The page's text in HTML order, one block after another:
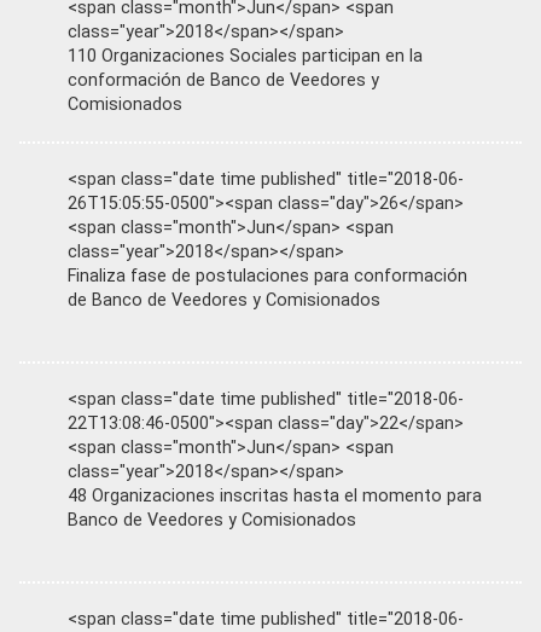
<span class="month">Jun</span> <span
class="year">2018</span></span>
110 Organizaciones Sociales participan en la
conformación de Banco de Veedores y
Comisionados
<span class="date time published" title="2018-06-
26T15:05:55-0500"><span class="day">26</span>
<span class="month">Jun</span> <span
class="year">2018</span></span>
Finaliza fase de postulaciones para conformación
de Banco de Veedores y Comisionados
<span class="date time published" title="2018-06-
22T13:08:46-0500"><span class="day">22</span>
<span class="month">Jun</span> <span
class="year">2018</span></span>
48 Organizaciones inscritas hasta el momento para
Banco de Veedores y Comisionados
<span class="date time published" title="2018-06-